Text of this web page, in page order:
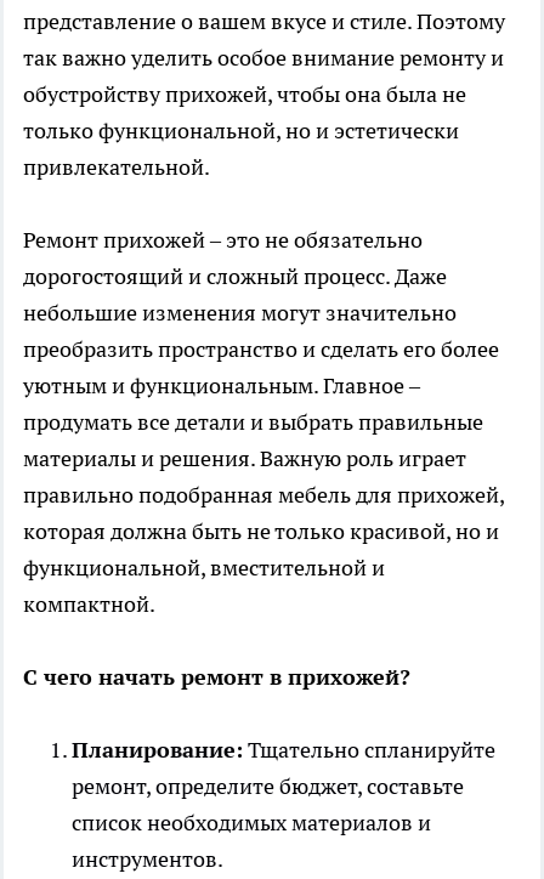
представление о вашем вкусе и стиле. Поэтому
так важно уделить особое внимание ремонту и
обустройству прихожей, чтобы она была не
только функциональной, но и эстетически
привлекательной.
Ремонт прихожей – это не обязательно
дорогостоящий и сложный процесс. Даже
небольшие изменения могут значительно
преобразить пространство и сделать его более
уютным и функциональным. Главное –
продумать все детали и выбрать правильные
материалы и решения. Важную роль играет
правильно подобранная мебель для прихожей,
которая должна быть не только красивой, но и
функциональной, вместительной и
компактной.
С чего начать ремонт в прихожей?
Планирование: Тщательно спланируйте
ремонт, определите бюджет, составьте
список необходимых материалов и
инструментов.